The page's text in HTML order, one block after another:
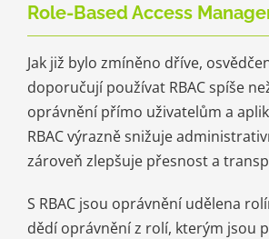
Role-Based Access
Jak již bylo zmíněno dříve,
doporučují používat RBAC spíše
oprávnění přímo uživatelům a
RBAC výrazně snižuje
zároveň zlepšuje přesnost a
S RBAC jsou oprávnění udělena
dědí oprávnění z rolí, kterým jsou